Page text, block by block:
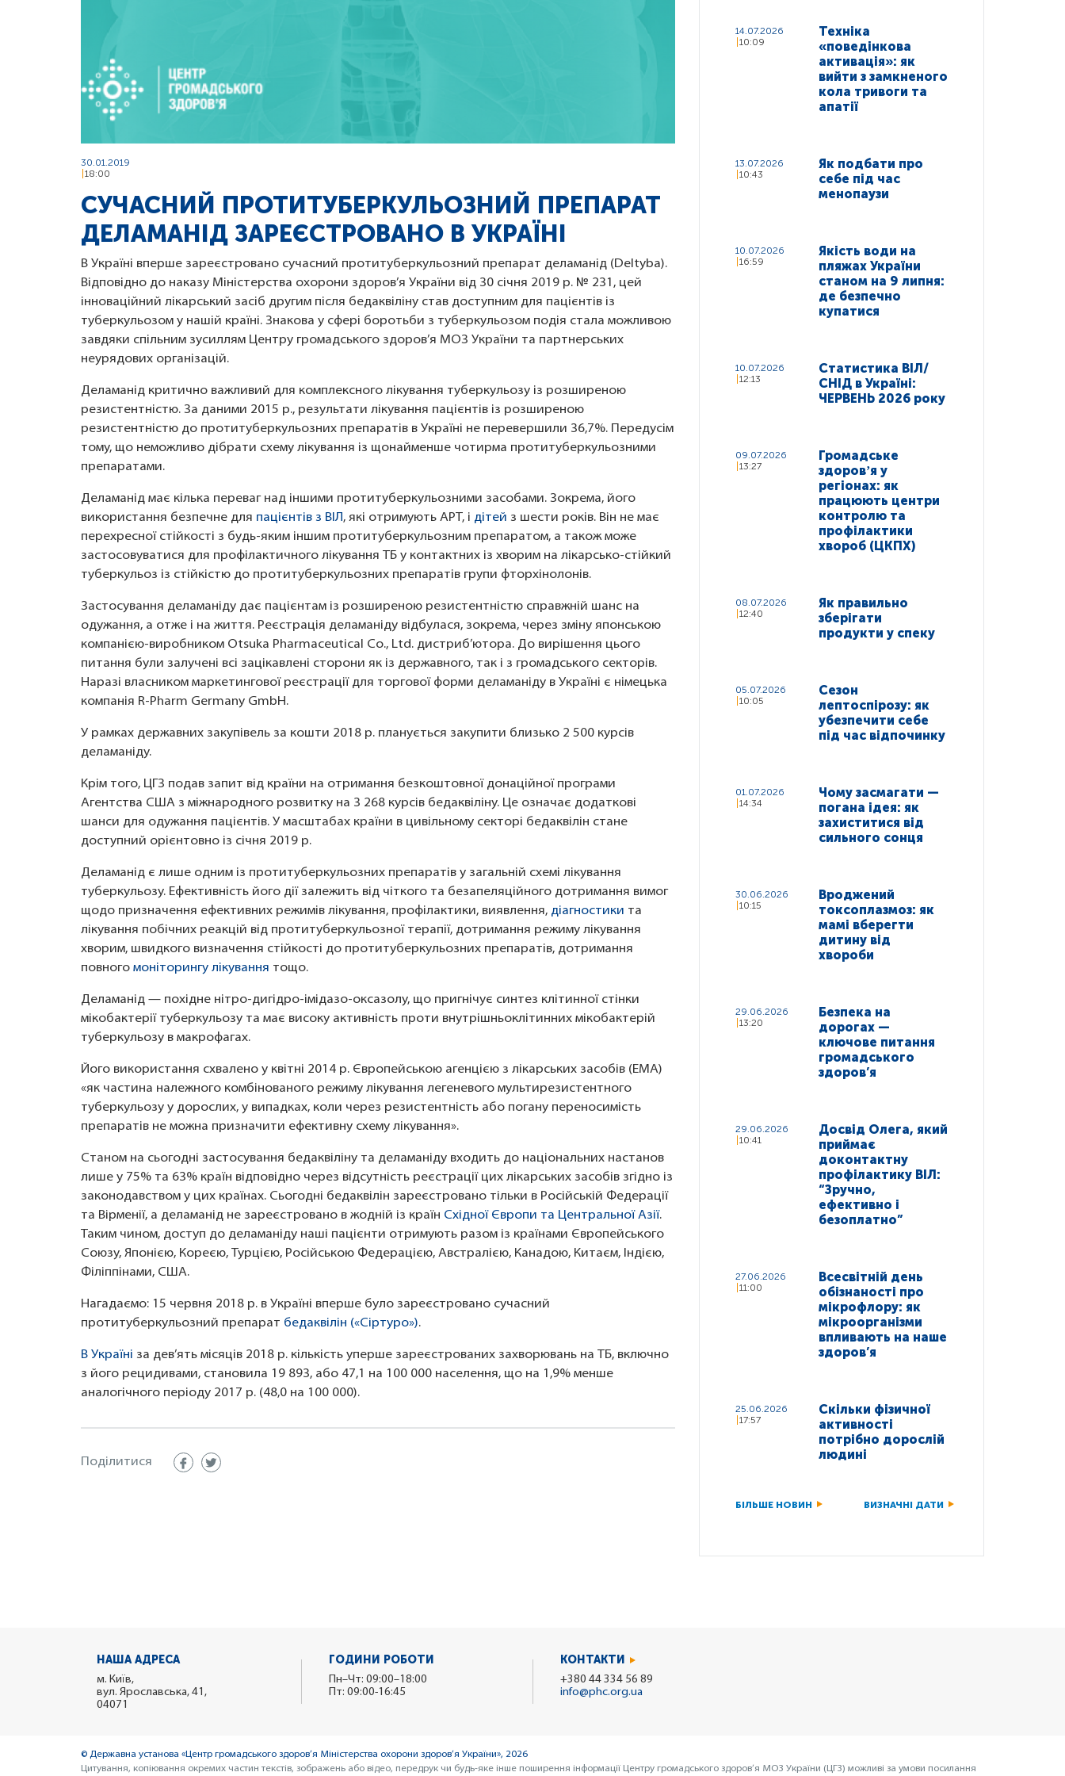
30.01.2019
18:00
СУЧАСНИЙ ПРОТИТУБЕРКУЛЬОЗНИЙ ПРЕПАРАТ
ДЕЛАМАНІД ЗАРЕЄСТРОВАНО В УКРАЇНІ
В Україні вперше зареєстровано сучасний протитуберкульозний препарат деламанід (Deltyba).
Відповідно до наказу Міністерства охорони здоров’я України від 30 січня 2019 р. № 231, цей
інноваційний лікарський засіб другим після бедаквіліну став доступним для пацієнтів із
туберкульозом у нашій країні. Знакова у сфері боротьби з туберкульозом подія стала можливою
завдяки спільним зусиллям Центру громадського здоров’я МОЗ України та партнерських
неурядових організацій.
Деламанід критично важливий для комплексного лікування туберкульозу із розширеною
резистентністю. За даними 2015 р., результати лікування пацієнтів із розширеною
резистентністю до протитуберкульозних препаратів в Україні не перевершили 36,7%. Передусім
тому, що неможливо дібрати схему лікування із щонайменше чотирма протитуберкульозними
препаратами.
Деламанід має кілька переваг над іншими протитуберкульозними засобами. Зокрема, його
використання безпечне для пацієнтів з ВІЛ, які отримують АРТ, і дітей з шести років. Він не має
перехресної стійкості з будь-яким іншим протитуберкульозним препаратом, а також може
застосовуватися для профілактичного лікування ТБ у контактних із хворим на лікарсько-стійкий
туберкульоз із стійкістю до протитуберкульозних препаратів групи фторхінолонів.
Застосування деламаніду дає пацієнтам із розширеною резистентністю справжній шанс на
одужання, а отже і на життя. Реєстрація деламаніду відбулася, зокрема, через зміну японською
компанією-виробником Otsuka Pharmaceutical Co., Ltd. дистриб’ютора. До вирішення цього
питання були залучені всі зацікавлені сторони як із державного, так і з громадського секторів.
Наразі власником маркетингової реєстрації для торгової форми деламаніду в Україні є німецька
компанія R-Pharm Germany GmbH.
У рамках державних закупівель за кошти 2018 р. планується закупити близько 2 500 курсів
деламаніду.
Крім того, ЦГЗ подав запит від країни на отримання безкоштовної донаційної програми
Агентства США з міжнародного розвитку на 3 268 курсів бедаквіліну. Це означає додаткові
шанси для одужання пацієнтів. У масштабах країни в цивільному секторі бедаквілін стане
доступний орієнтовно із січня 2019 р.
Деламанід є лише одним із протитуберкульозних препаратів у загальній схемі лікування
туберкульозу. Ефективність його дії залежить від чіткого та безапеляційного дотримання вимог
щодо призначення ефективних режимів лікування, профілактики, виявлення, діагностики та
лікування побічних реакцій від протитуберкульозної терапії, дотримання режиму лікування
хворим, швидкого визначення стійкості до протитуберкульозних препаратів, дотримання
повного моніторингу лікування тощо.
Деламанід — похідне нітро-дигідро-імідазо-оксазолу, що пригнічує синтез клітинної стінки
мікобактерії туберкульозу та має високу активність проти внутрішньоклітинних мікобактерій
туберкульозу в макрофагах.
Його використання схвалено у квітні 2014 р. Європейською агенцією з лікарських засобів (EMA)
«як частина належного комбінованого режиму лікування легеневого мультирезистентного
туберкульозу у дорослих, у випадках, коли через резистентність або погану переносимість
препаратів не можна призначити ефективну схему лікування».
Станом на сьогодні застосування бедаквіліну та деламаніду входить до національних настанов
лише у 75% та 63% країн відповідно через відсутність реєстрації цих лікарських засобів згідно із
законодавством у цих країнах. Сьогодні бедаквілін зареєстровано тільки в Російській Федерації
та Вірменії, а деламанід не зареєстровано в жодній із країн Східної Європи та Центральної Азії.
Таким чином, доступ до деламаніду наші пацієнти отримують разом із країнами Європейського
Союзу, Японією, Кореєю, Турцією, Російською Федерацією, Австралією, Канадою, Китаєм, Індією,
Філіппінами, США.
Нагадаємо: 15 червня 2018 р. в Україні вперше було зареєстровано сучасний
протитуберкульозний препарат бедаквілін («Сіртуро»).
В Україні за дев’ять місяців 2018 р. кількість уперше зареєстрованих захворювань на ТБ, включно
з його рецидивами, становила 19 893, або 47,1 на 100 000 населення, що на 1,9% менше
аналогічного періоду 2017 р. (48,0 на 100 000).
Поділитися
14.07.2026
10:09
Техніка
«поведінкова
активація»: як
вийти з замкненого
кола тривоги та
апатії
13.07.2026
10:43
Як подбати про
себе під час
менопаузи
10.07.2026
16:59
Якість води на
пляжах України
станом на 9 липня:
де безпечно
купатися
10.07.2026
12:13
Статистика ВІЛ/
СНІД в Україні:
ЧЕРВЕНЬ 2026 року
09.07.2026
13:27
Громадське
здоровʼя у
регіонах: як
працюють центри
контролю та
профілактики
хвороб (ЦКПХ)
08.07.2026
12:40
Як правильно
зберігати
продукти у спеку
05.07.2026
10:05
Сезон
лептоспірозу: як
убезпечити себе
під час відпочинку
01.07.2026
14:34
Чому засмагати —
погана ідея: як
захиститися від
сильного сонця
30.06.2026
10:15
Вроджений
токсоплазмоз: як
мамі вберегти
дитину від
хвороби
29.06.2026
13:20
Безпека на
дорогах —
ключове питання
громадського
здоров’я
29.06.2026
10:41
Досвід Олега, який
приймає
доконтактну
профілактику ВІЛ:
“Зручно,
ефективно і
безоплатно”
27.06.2026
11:00
Всесвітній день
обізнаності про
мікрофлору: як
мікроорганізми
впливають на наше
здоров’я
25.06.2026
17:57
Скільки фізичної
активності
потрібно дорослій
людині
БІЛЬШЕ НОВИН ВИЗНАЧНІ ДАТИ
НАША АДРЕСА
м. Київ,
вул. Ярославська, 41,
04071
ГОДИНИ РОБОТИ
Пн–Чт: 09:00–18:00
Пт: 09:00-16:45
КОНТАКТИ
+380 44 334 56 89
info@phc.org.ua
© Державна установа «Центр громадського здоров’я Міністерства охорони здоров’я України», 2026
Цитування, копіювання окремих частин текстів, зображень або відео, передрук чи будь-яке інше поширення інформації Центру громадського здоров’я МОЗ України (ЦГЗ) можливі за умови посилання